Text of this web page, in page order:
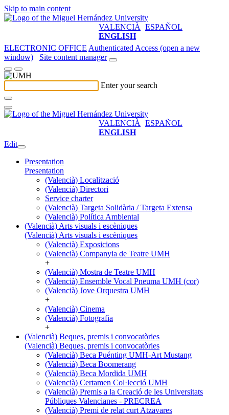
Skip to main content
VALENCIÀ
ESPAÑOL
ENGLISH
ELECTRONIC OFFICE Authenticated Access (open a new
window)
Site content manager
Enter your search
VALENCIÀ
ESPAÑOL
ENGLISH
Edit
Presentation
Presentation
(Valencià) Localització
(Valencià) Directori
Service charter
(Valencià) Targeta Solidària / Targeta Extensa
(Valencià) Política Ambiental
(Valencià) Arts visuals i escèniques
(Valencià) Arts visuals i escèniques
(Valencià) Exposicions
(Valencià) Companyia de Teatre UMH
+
(Valencià) Mostra de Teatre UMH
(Valencià) Ensemble Vocal Pneuma UMH (cor)
(Valencià) Jove Orquestra UMH
+
(Valencià) Cinema
(Valencià) Fotografia
+
(Valencià) Beques, premis i convocatòries
(Valencià) Beques, premis i convocatòries
(Valencià) Beca Puénting UMH-Art Mustang
(Valencià) Beca Boomerang
(Valencià) Beca Mordida UMH
(Valencià) Certamen Col·lecció UMH
(Valencià) Premis a la Creació de les Universitats
Públiques Valencianes - PRECREA
(Valencià) Premi de relat curt Atzavares